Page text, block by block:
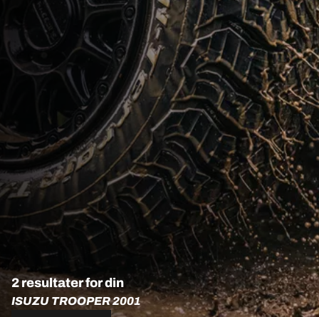
2 resultater for din
ISUZU TROOPER 2001